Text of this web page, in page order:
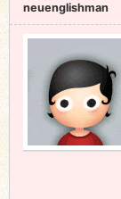
neuenglishman